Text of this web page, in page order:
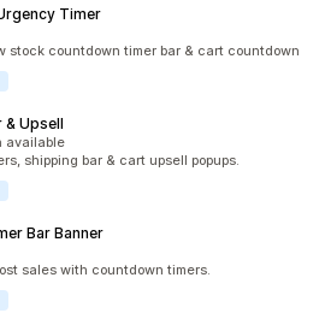
Timer
stock countdown timer bar & cart countdown
& Upsell
available
shipping bar & cart upsell popups.
Bar Banner
sales with countdown timers.